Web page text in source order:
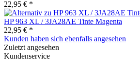
22,95 € *
HP 963 XL / 3JA28AE Tinte Magenta
22,95 € *
Kunden haben sich ebenfalls angesehen
Zuletzt angesehen
Kundenservice